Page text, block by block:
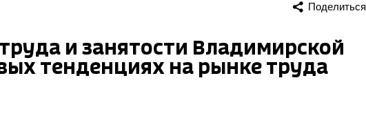
Поделиться
и занятости Владимирской
тенденциях на рынке труда